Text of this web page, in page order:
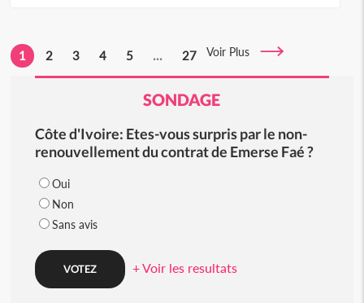
1 2 3 4 5 ... 27 Voir Plus
SONDAGE
Côte d'Ivoire: Etes-vous surpris par le non-
renouvellement du contrat de Emerse Faé ?
Oui
Non
Sans avis
+ Voir les resultats